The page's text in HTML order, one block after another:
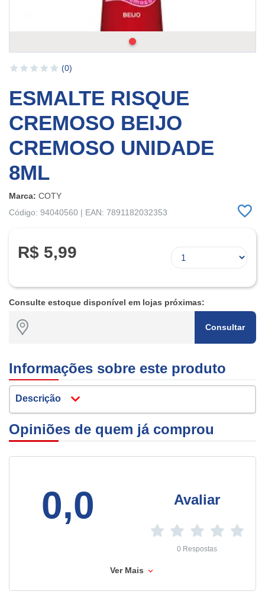
(0)
ESMALTE RISQUE
CREMOSO BEIJO
CREMOSO UNIDADE
8ML
Marca: COTY
Código: 94040560 | EAN: 7891182032353
R$ 5,99
Consulte estoque disponível em lojas próximas:
Consultar
Informações sobre este produto
Descrição
Opiniões de quem já comprou
0,0 Avaliar
0 Respostas
Ver Mais